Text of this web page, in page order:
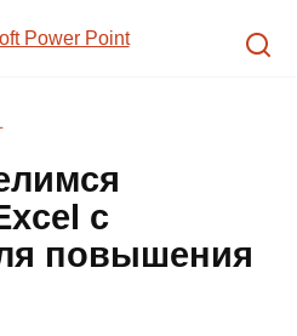
с
повышения